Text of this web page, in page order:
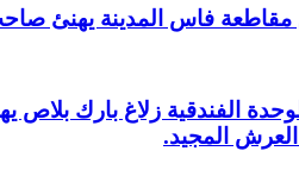
المدينة يهنئ صاحب الجلالة
للوحدة الفندقية زلاغ بارك
العرش المجيد.